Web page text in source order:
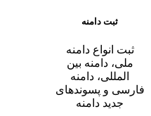
ثبت دامنه
ثبت انواع دامنه
ملی، دامنه بین
المللی، دامنه
فارسی و پسوندهای
جدید دامنه